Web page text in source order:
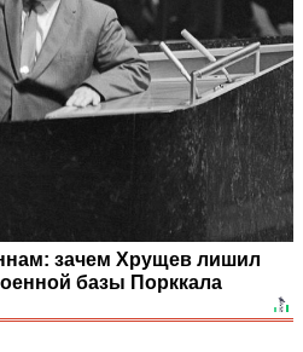
зачем Хрущев лишил
базы Порккала